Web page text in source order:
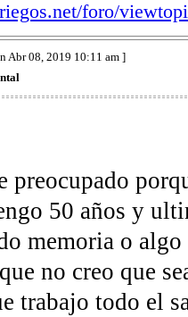
foro/
Abr 08, 2019 10:11 am ]
preocupado
50 años y
memoria o
no creo que
trabajo todo el